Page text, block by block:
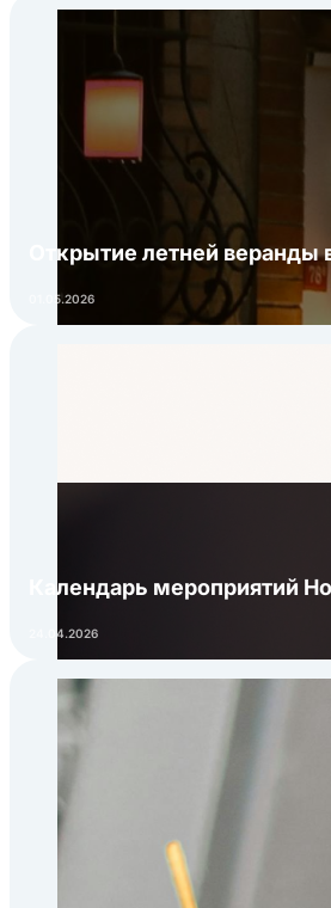
Открытие летней веранды
01.05.2026
Календарь мероприятий
24.04.2026